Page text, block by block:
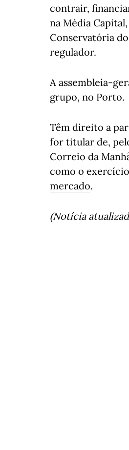
contrair,
na Média
Conservatória
regulador.
A assembleia-
grupo, no Porto.
Têm direito a
for titular de,
Correio da
como o
mercado.
(Notícia